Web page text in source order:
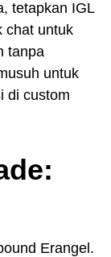
tetapkan IGL
chat untuk
tanpa
untuk
di custom
Erangel.